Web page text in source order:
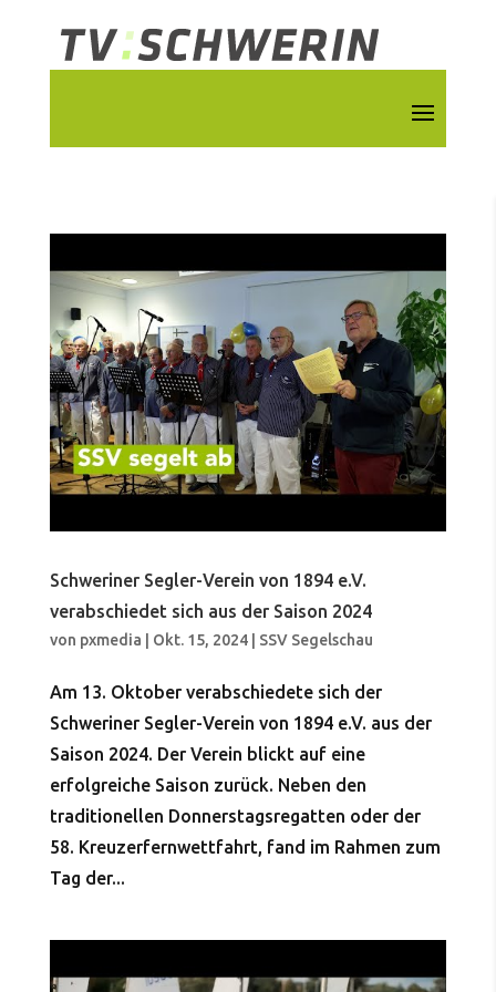
Schweriner Segler-Verein von 1894 e.V.
verabschiedet sich aus der Saison 2024
von pxmedia Okt. 15, 2024| SSV Segelschau
Am 13. Oktober verabschiedete sich der
Schweriner Segler-Verein von 1894 e.V. aus der
Saison 2024. Der Verein blickt auf eine
erfolgreiche Saison zurück. Neben den
traditionellen Donnerstagsregatten oder der
58. Kreuzerfernwettfahrt, fand im Rahmen zum
Tag der...